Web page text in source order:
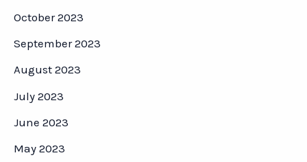
October 2023
September 2023
August 2023
July 2023
June 2023
May 2023